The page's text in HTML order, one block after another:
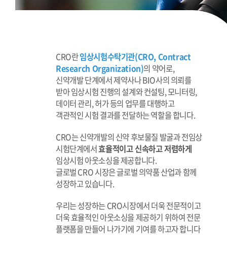
CRO란임상시험수탁기관(CRO, Contract
Research Organization)의 약어로,
신약개발 단계에서 제약사나 BIO사의 의뢰를
받아 임상시험 진행의 설계와 컨설팅, 모니터링,
데이터 관리, 허가 등의 업무를 대행하고
객관적인 시험 결과를 전달하는 역할을 합니다.
CRO는 신약개발의 신약 후보물질 발굴과 전임상
시험단계에서효율적이고 신속하고 저렴하게
임상시험 아웃소싱을 제공합니다.
글로벌 CRO 시장은 글로벌 의약품 산업과 함께
성장하고 있습니다.
우리는 성장하는 CRO시장에서 더욱 전문적이고
더욱 효율적인 아웃소싱을 제공하기 위하여 전문
플랫폼을 만들어 나가기에 기여를 하고자 합니다